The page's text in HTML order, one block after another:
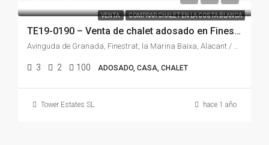
VENTA COMPRAR CHALET EN LA COSTA BLANCA
TE19-0190 – Venta de chalet adosado en Finestrat
Avinguda de Granada, Finestrat, la Marina Baixa, Alacant / Alicante, Comunitat Valenciana, 03509, España
3 2 100 ADOSADO, CASA, CHALET
Tower Estates SL hace 1 año